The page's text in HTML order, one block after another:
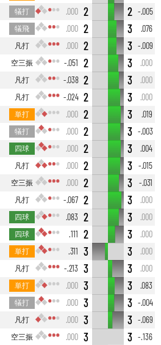
犠打 .000 2 2 -.005
犠飛 .000 2 3
.076
凡打 .000 2 3 -.009
空三振 -.051 2 3
.000
凡打 -.038 2 3
.000
凡打 -.024 2 3
.000
単打 .000 2 3
.019
犠打 .000 2 3 -.003
四球 .000 2 3
.004
凡打 .000 2 3
-.015
空三振 .000 2 3
-.031
凡打 -.067 2 3
.000
四球 .083 2 3
.000
四球 .111 2 3
.000
単打 .311 3 3
.000
凡打 -.213 3 3
.000
単打 .000 3 3
.083
犠打 .000 3 3 -.004
凡打 .000 3 3 -.069
空三振 .000 3 3 -.136